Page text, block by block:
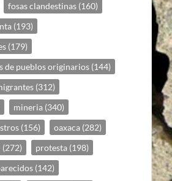
fosas clandestinas (160)
(193)
(179)
de pueblos originarios (144)
(312)
mineria (340)
(156) oaxaca (282)
(272) protesta (198)
(142)